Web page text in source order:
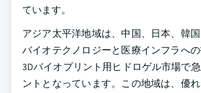
ています。
アジア太平洋地域は、中国、日本、韓
バイオテクノロジーと医療インフラへの
3Dバイオプリント用ヒドロゲル市場で
ントとなっています。この地域は、優